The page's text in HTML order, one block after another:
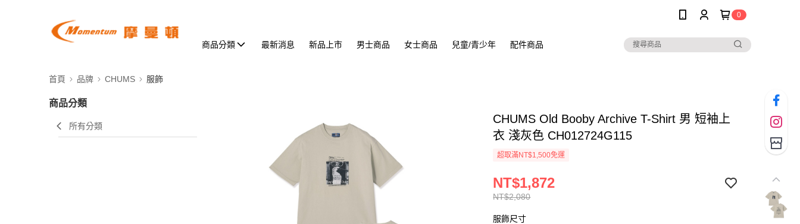
0
商品分類 最新消息 新品上市 男士商品 女士商品 兒童/青少年 配件商品
首頁 品牌 CHUMS 服飾
商品分類
所有分類
CHUMS Old Booby Archive T-Shirt 男 短袖上
衣 淺灰色 CH012724G115
超取滿NT$1,500免運
NT$2,080
NT$1,872
服飾尺寸